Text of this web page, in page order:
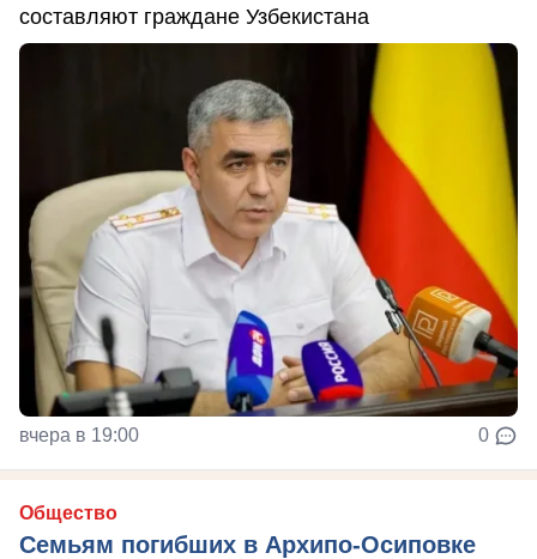
составляют граждане Узбекистана
вчера в 19:00 0
Общество
Семьям погибших в Архипо-Осиповке